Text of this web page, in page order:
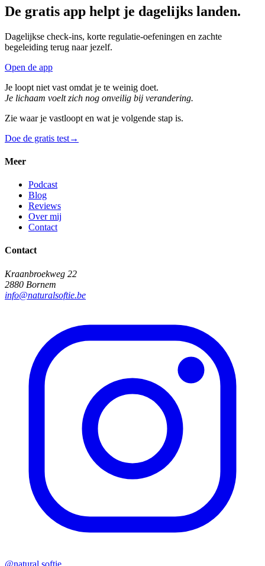
De gratis app helpt je dagelijks landen.
Dagelijkse check-ins, korte regulatie-oefeningen en zachte
begeleiding terug naar jezelf.
Open de app
Je loopt niet vast omdat je te weinig doet.
Je lichaam voelt zich nog onveilig bij verandering.
Zie waar je vastloopt en wat je volgende stap is.
Doe de gratis test→
Meer
Podcast
Blog
Reviews
Over mij
Contact
Contact
Kraanbroekweg 22
2880 Bornem
info@naturalsoftie.be
@natural.softie